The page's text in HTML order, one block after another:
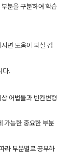
분을 구분하여 학습
면 도움이 되실 겁
다.
어법들과 빈칸변형
가능한 중요한 부분
라 부분별로 공부하